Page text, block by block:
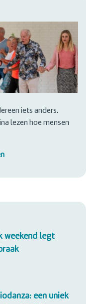
iets anders.
lezen hoe mensen